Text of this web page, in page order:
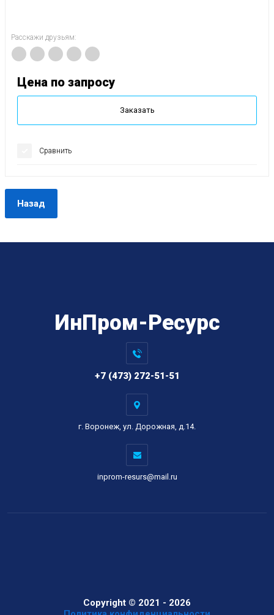
Расскажи друзьям:
Цена по запросу
Заказать
Сравнить
Назад
ИнПром-Ресурс
+7 (473) 272-51-51
г. Воронеж, ул. Дорожная, д.14.
inprom-resurs@mail.ru
Copyright © 2021 - 2026